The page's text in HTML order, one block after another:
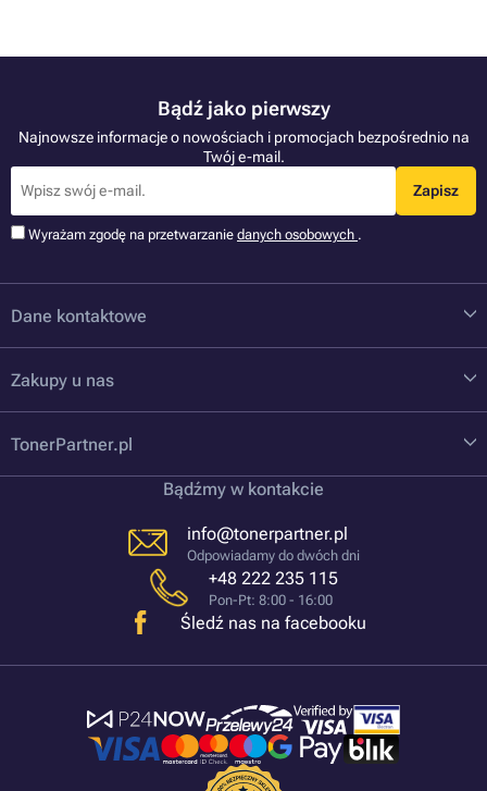
Bądź jako pierwszy
Najnowsze informacje o nowościach i promocjach bezpośrednio na
Twój e-mail.
Zapisz
Wyrażam zgodę na przetwarzanie danych osobowych .
Dane kontaktowe
Zakupy u nas
TonerPartner.pl
Bądźmy w kontakcie
info@tonerpartner.pl
Odpowiadamy do dwóch dni
+48 222 235 115
Pon-Pt: 8:00 - 16:00
Śledź nas na facebooku